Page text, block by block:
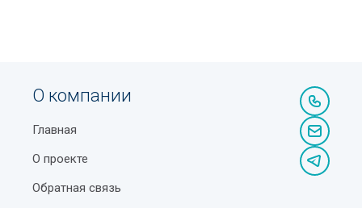
О компании
Главная
О проекте
Обратная связь